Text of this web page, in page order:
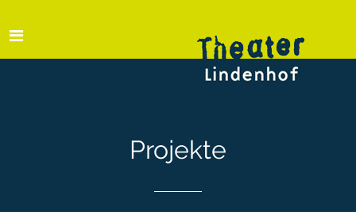
Projekte